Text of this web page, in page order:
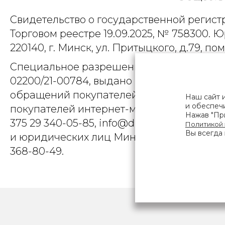
Свидетельство о государственной
Торговом реестре 19.09.2025, № 758300.
220140, г. Минск, ул. Притыцкого, д.79,
Специальное разрешение (лицензия)
02200/21-00784, выдано Министерством
обращений покупателей интернет-
покупателей интернет-магазина о
375 29 340-05-85, info@diarossa.by.
и юридических лиц Минского
368-80-49.
Наш сайт
и
Нажав
Политикой
Вы всегда